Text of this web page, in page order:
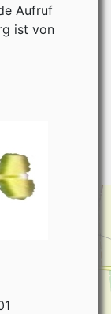
Aufruf
ist von